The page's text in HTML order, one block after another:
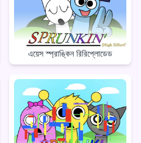
এয়েস স্প্রাঙ্কিন রিরিপ্লোডেড